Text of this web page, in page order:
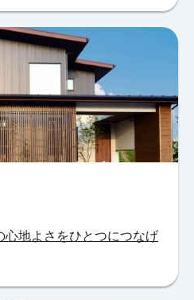
心地よさをひとつにつなげ